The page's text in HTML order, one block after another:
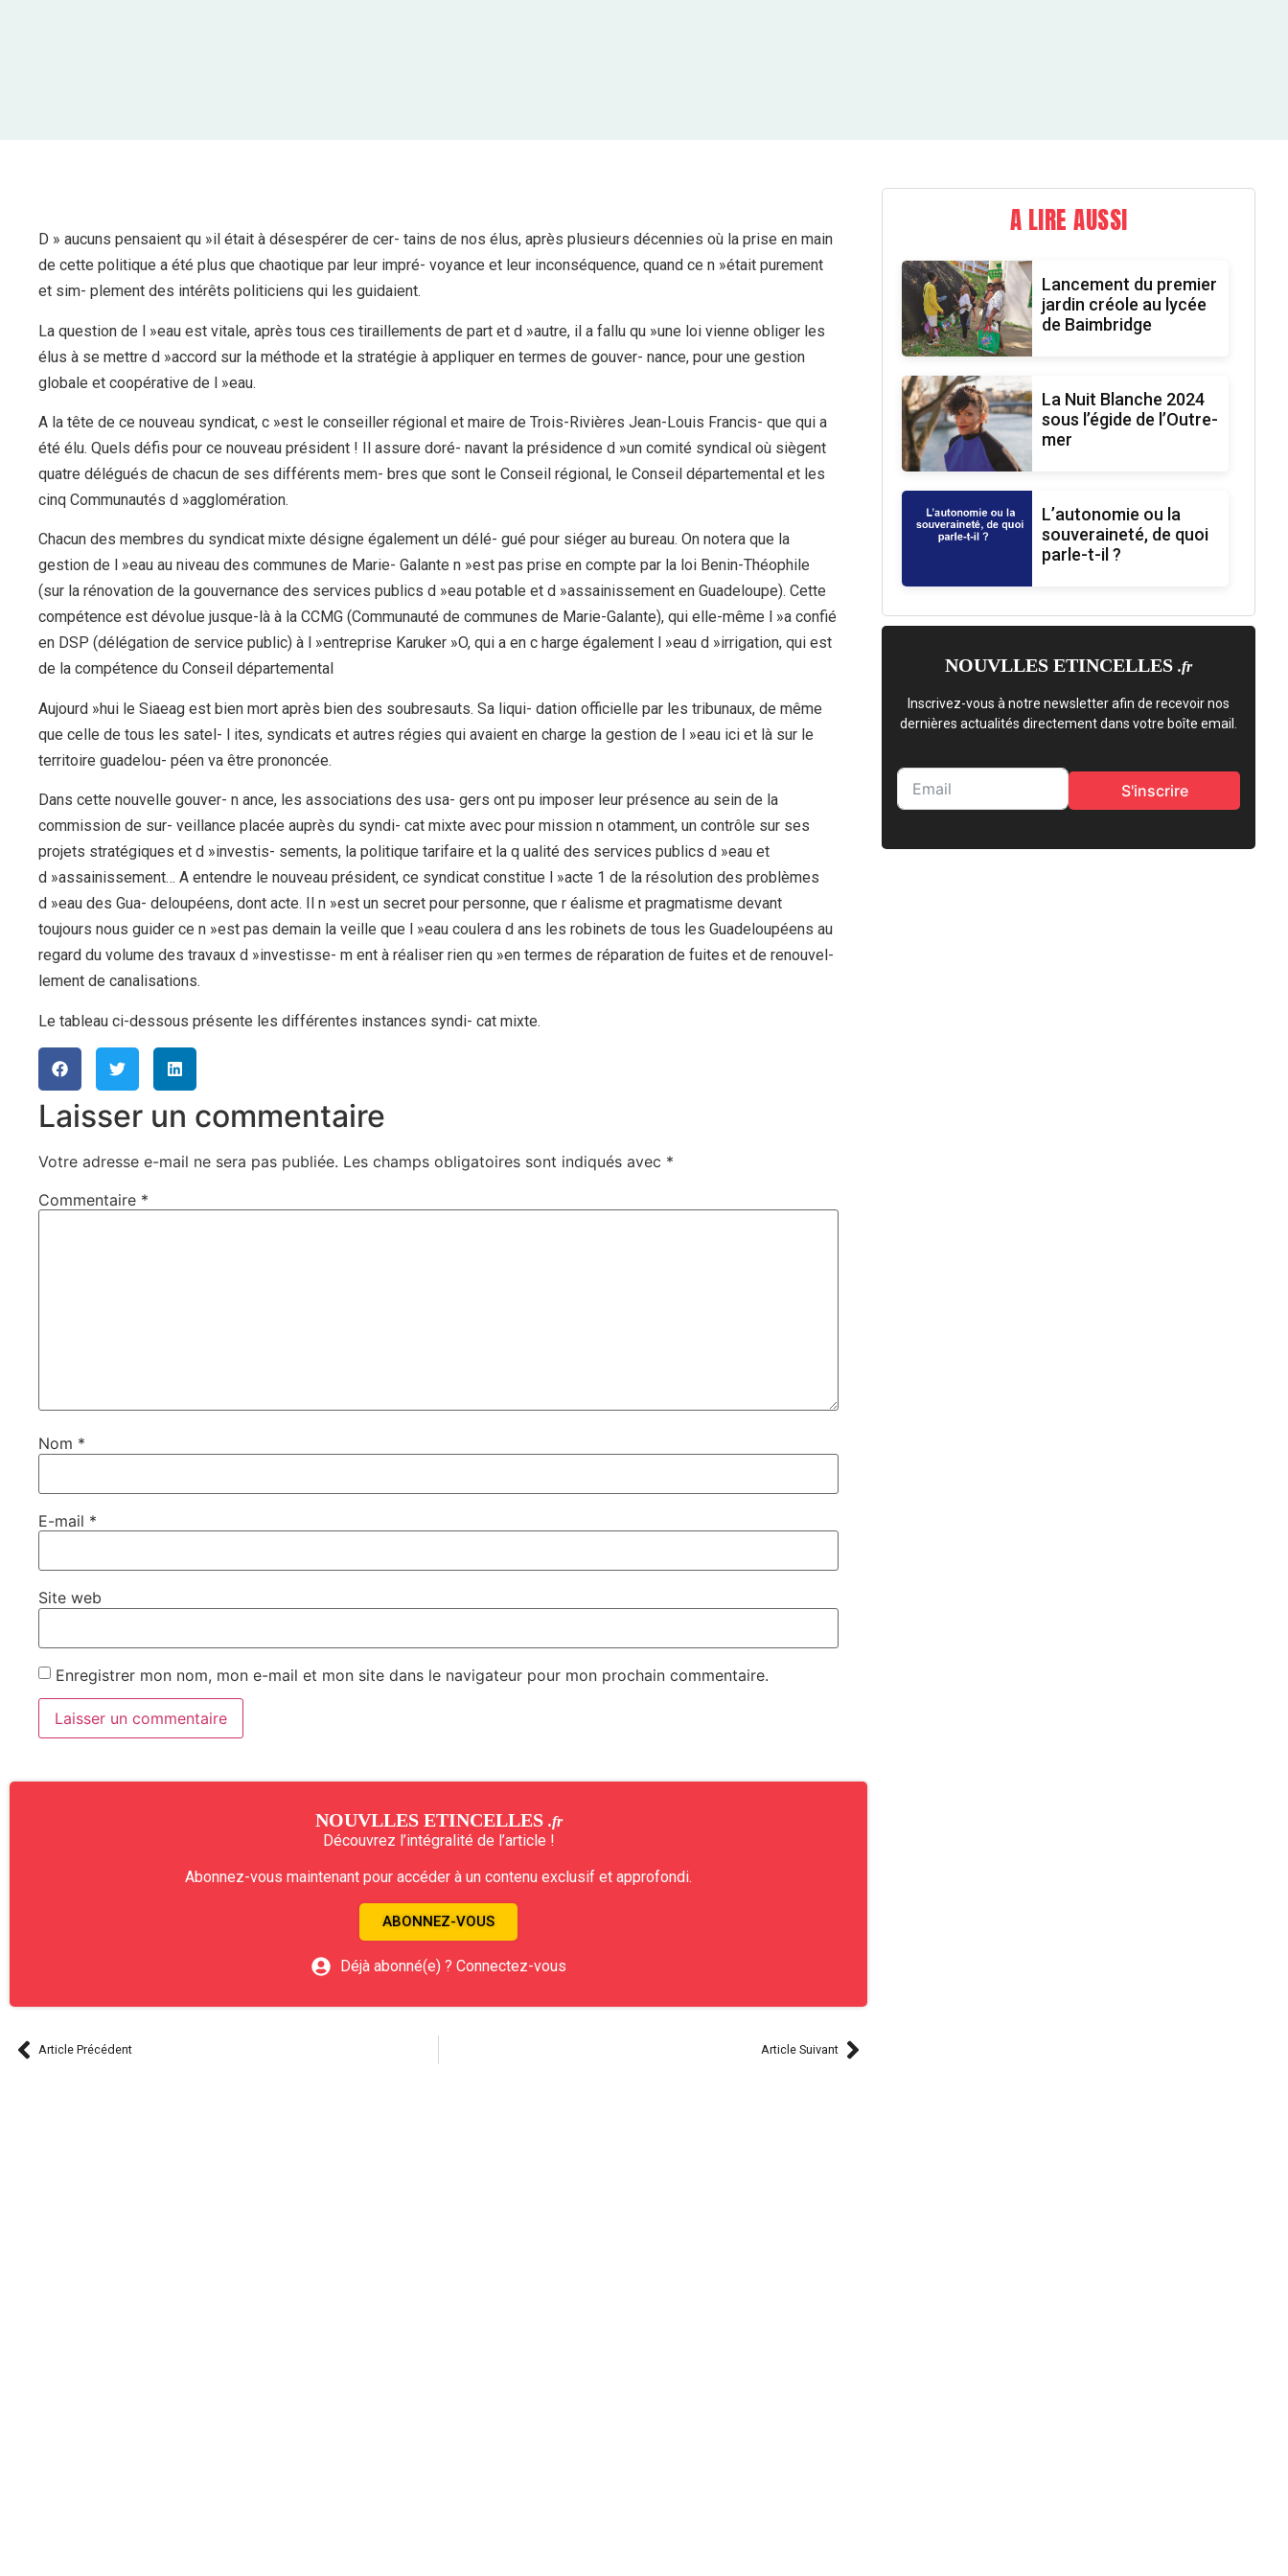
D » aucuns pensaient qu »il était à désespérer de cer- tains de nos élus, après plusieurs décennies où la prise en main
de cette politique a été plus que chaotique par leur impré- voyance et leur inconséquence, quand ce n »était purement
et sim- plement des intérêts politiciens qui les guidaient.
La question de l »eau est vitale, après tous ces tiraillements de part et d »autre, il a fallu qu »une loi vienne obliger les
élus à se mettre d »accord sur la méthode et la stratégie à appliquer en termes de gouver- nance, pour une gestion
globale et coopérative de l »eau.
A la tête de ce nouveau syndicat, c »est le conseiller régional et maire de Trois-Rivières Jean-Louis Francis- que qui a
été élu. Quels défis pour ce nouveau président ! Il assure doré- navant la présidence d »un comité syndical où siègent
quatre délégués de chacun de ses différents mem- bres que sont le Conseil régional, le Conseil départemental et les
cinq Communautés d »agglomération.
Chacun des membres du syndicat mixte désigne également un délé- gué pour siéger au bureau. On notera que la
gestion de l »eau au niveau des communes de Marie- Galante n »est pas prise en compte par la loi Benin-Théophile
(sur la rénovation de la gouvernance des services publics d »eau potable et d »assainissement en Guadeloupe). Cette
compétence est dévolue jusque-là à la CCMG (Communauté de communes de Marie-Galante), qui elle-même l »a confié
en DSP (délégation de service public) à l »entreprise Karuker »O, qui a en c harge également l »eau d »irrigation, qui est
de la compétence du Conseil départemental
Aujourd »hui le Siaeag est bien mort après bien des soubresauts. Sa liqui- dation officielle par les tribunaux, de même
que celle de tous les satel- l ites, syndicats et autres régies qui avaient en charge la gestion de l »eau ici et là sur le
territoire guadelou- péen va être prononcée.
Dans cette nouvelle gouver- n ance, les associations des usa- gers ont pu imposer leur présence au sein de la
commission de sur- veillance placée auprès du syndi- cat mixte avec pour mission n otamment, un contrôle sur ses
projets stratégiques et d »investis- sements, la politique tarifaire et la q ualité des services publics d »eau et
d »assainissement… A entendre le nouveau président, ce syndicat constitue l »acte 1 de la résolution des problèmes
d »eau des Gua- deloupéens, dont acte. Il n »est un secret pour personne, que r éalisme et pragmatisme devant
toujours nous guider ce n »est pas demain la veille que l »eau coulera d ans les robinets de tous les Guadeloupéens au
regard du volume des travaux d »investisse- m ent à réaliser rien qu »en termes de réparation de fuites et de renouvel-
lement de canalisations.
Le tableau ci-dessous présente les différentes instances syndi- cat mixte.
Laisser un commentaire
Votre adresse e-mail ne sera pas publiée. Les champs obligatoires sont indiqués avec *
Commentaire *
Nom *
E-mail *
Site web
Enregistrer mon nom, mon e-mail et mon site dans le navigateur pour mon prochain commentaire.
NOUVLLES ETINCELLES .fr
Découvrez l’intégralité de l’article !
Abonnez-vous maintenant pour accéder à un contenu exclusif et approfondi.
ABONNEZ-VOUS
Déjà abonné(e) ? Connectez-vous
Article Précédent Article Suivant
A LIRE AUSSI
Lancement du premier
jardin créole au lycée
de Baimbridge
La Nuit Blanche 2024
sous l’égide de l’Outre-
mer
L’autonomie ou la
souveraineté, de quoi
parle-t-il ?
NOUVLLES ETINCELLES .fr
Inscrivez-vous à notre newsletter afin de recevoir nos
dernières actualités directement dans votre boîte email.
S'inscrire